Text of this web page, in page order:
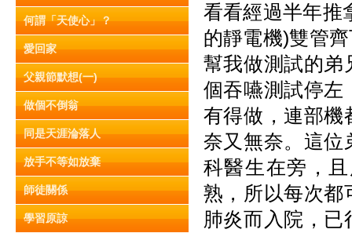
何謂「天使心」？
愛回家
父親節默想(一)
做個不倒翁
同是天涯淪落人
放手不等如放棄
師徒關係
學習原諒
看看經過半年推
的靜電機)雙管
幫我做測試的弟
個吞嚥測試停左
有得做，連部機
奈又無奈。這位
科醫生在旁，
熟，所以每次都
肺炎而入院，